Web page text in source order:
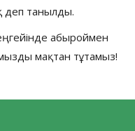
деп танылды.
абыроймен
мақтан тұтамыз!